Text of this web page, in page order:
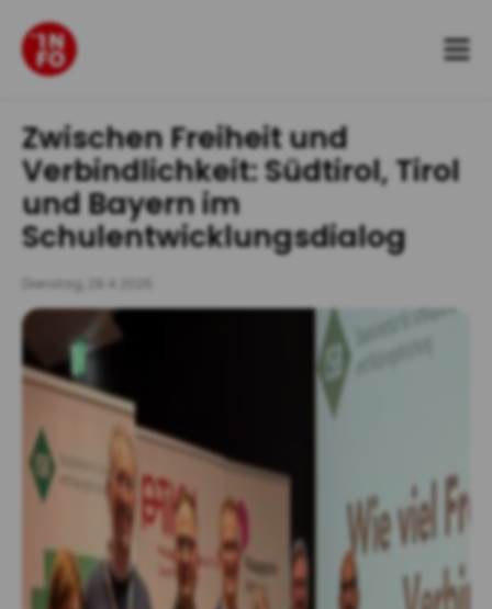
Zum
Inhalt
springen
Zwischen Freiheit und
Verbindlichkeit: Südtirol, Tirol
und Bayern im
Schulentwicklungsdialog
Dienstag, 28.4.2026